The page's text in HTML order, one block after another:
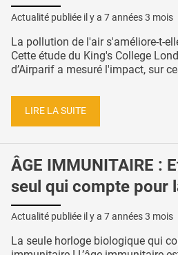
Actualité publiée il y a 7 années 3 mois
La pollution de l'air s'améliore-t-
Cette étude du King's College
d’Airparif a mesuré l'impact, sur
LIRE LA SUITE
ÂGE IMMUNITAIRE :
seul qui compte pour
Actualité publiée il y a 7 années 3 mois
La seule horloge biologique qui